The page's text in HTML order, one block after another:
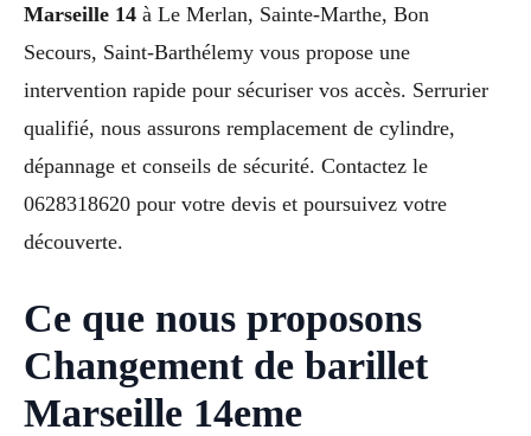
Marseille 14 à Le Merlan, Sainte-Marthe, Bon
Secours, Saint-Barthélemy vous propose une
intervention rapide pour sécuriser vos accès. Serrurier
qualifié, nous assurons remplacement de cylindre,
dépannage et conseils de sécurité. Contactez le
0628318620 pour votre devis et poursuivez votre
découverte.
Ce que nous proposons
Changement de barillet
Marseille 14eme